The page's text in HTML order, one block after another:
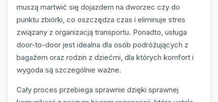
muszą martwić się dojazdem na dworzec czy do
punktu zbiórki, co oszczędza czas i eliminuje stres
związany z organizacją transportu. Ponadto, usługa
door-to-door jest idealna dla osób podróżujących z
bagażem oraz rodzin z dziećmi, dla których komfort i
wygoda są szczególnie ważne.
Cały proces przebiega sprawnie dzięki sprawnej